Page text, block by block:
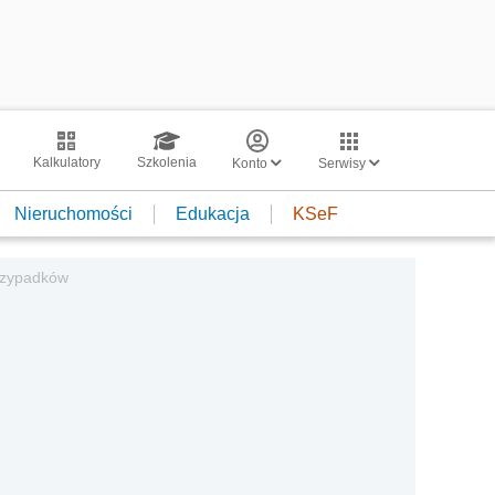
Kalkulatory Szkolenia Konto Serwisy
Nieruchomości Edukacja KSeF